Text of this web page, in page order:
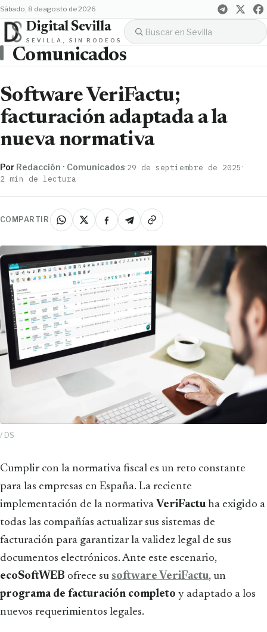
sábado, 8 de agosto de 2026
Digital Sevilla
SEVILLA, SIN RODEOS
Comunicados
Software VeriFactu;
facturación adaptada a la
nueva normativa
Por Redacción · Comunicados·29 de septiembre de 2025·
2 min de lectura
COMPARTIR
/ DS
Cumplir con la normativa fiscal es un reto constante
para las empresas en España. La reciente
implementación de la normativa VeriFactu ha exigido a
todas las compañías actualizar sus sistemas de
facturación para garantizar la validez legal de sus
documentos electrónicos. Ante este escenario,
ecoSoftWEB ofrece su software VeriFactu, un
programa de facturación completo y adaptado a los
nuevos requerimientos legales.